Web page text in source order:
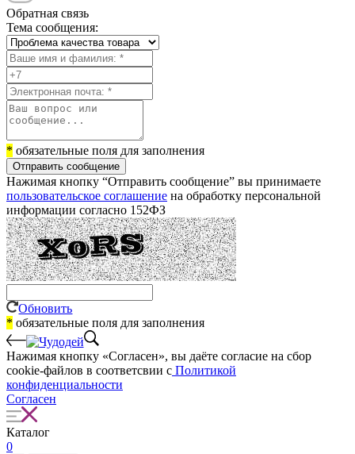
Обратная связь
Тема сообщения:
* обязательные поля для заполнения
Отправить сообщение
Нажимая кнопку “Отправить сообщение” вы принимаете
пользовательское соглашение на обработку персональной
информации согласно 152ФЗ
Обновить
* обязательные поля для заполнения
Нажимая кнопку «Согласен», вы даёте cогласие на сбор
cookie-файлов в соответсвии с Политикой
конфиденциальности
Согласен
Каталог
0